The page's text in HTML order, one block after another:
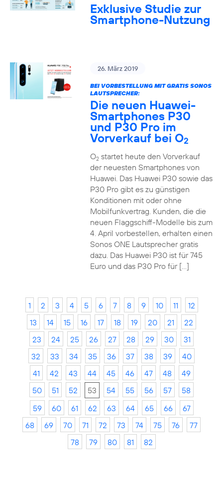
Exklusive Studie zur
Smartphone-Nutzung
26. März 2019
BEI VORBESTELLUNG MIT GRATIS SONOS
LAUTSPRECHER:
Die neuen Huawei-
Smartphones P30
und P30 Pro im
Vorverkauf bei O2
O2startet heute den Vorverkauf
der neuesten Smartphones von
Huawei. Das Huawei P30 sowie das
P30 Pro gibt es zu günstigen
Konditionen mit oder ohne
Mobilfunkvertrag. Kunden, die die
neuen Flaggschiff-Modelle bis zum
4. April vorbestellen, erhalten einen
Sonos ONE Lautsprecher gratis
dazu. Das Huawei P30 ist für 745
Euro und das P30 Pro für […]
1 2 3 4 5 6 7 8 9 10 11
12
13
14 15 16 17 18 19 20 21
22
23
24 25 26 27 28 29 30
31
32
33 34 35 36 37 38 39
40
41
42 43 44 45 46 47 48
49
50
51 52 53 54 55 56 57
58
59
60 61 62 63 64 65 66
67
68
69 70 71 72 73 74 75 76
77
78
79 80 81 82